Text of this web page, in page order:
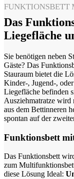
FUNKTIONSBETT
Das
Liegefläche
Sie benötigen neben
Gäste? Das
Stauraum bietet die
Kinder-, Jugend-,
Liegefläche befinden
Ausziehmatratze
aus dem Bettinneren
spontan auf der
Funktionsbett
Das Funktionsbett
zum
diese Lösung Ideal: